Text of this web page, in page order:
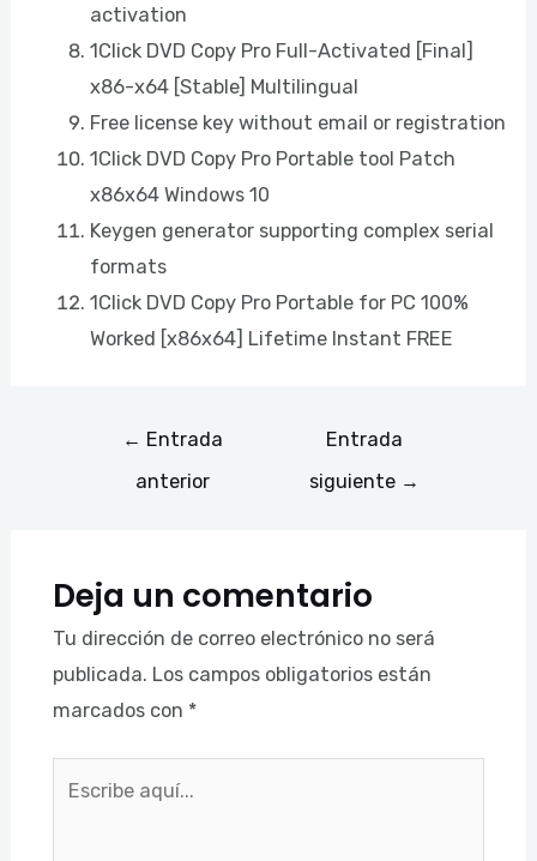
activation
1Click DVD Copy Pro Full-Activated [Final]
x86-x64 [Stable] Multilingual
Free license key without email or registration
1Click DVD Copy Pro Portable tool Patch
x86x64 Windows 10
Keygen generator supporting complex serial
formats
1Click DVD Copy Pro Portable for PC 100%
Worked [x86x64] Lifetime Instant FREE
← Entrada
anterior
Entrada
siguiente →
Deja un comentario
Tu dirección de correo electrónico no será
publicada. Los campos obligatorios están
marcados con *